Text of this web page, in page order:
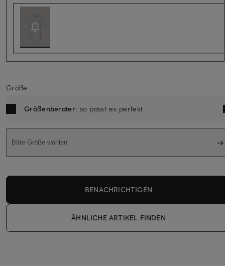
Größe
Größenberater: so passt es perfekt
Bitte Größe wählen
BENACHRICHTIGEN
ÄHNLICHE ARTIKEL FINDEN